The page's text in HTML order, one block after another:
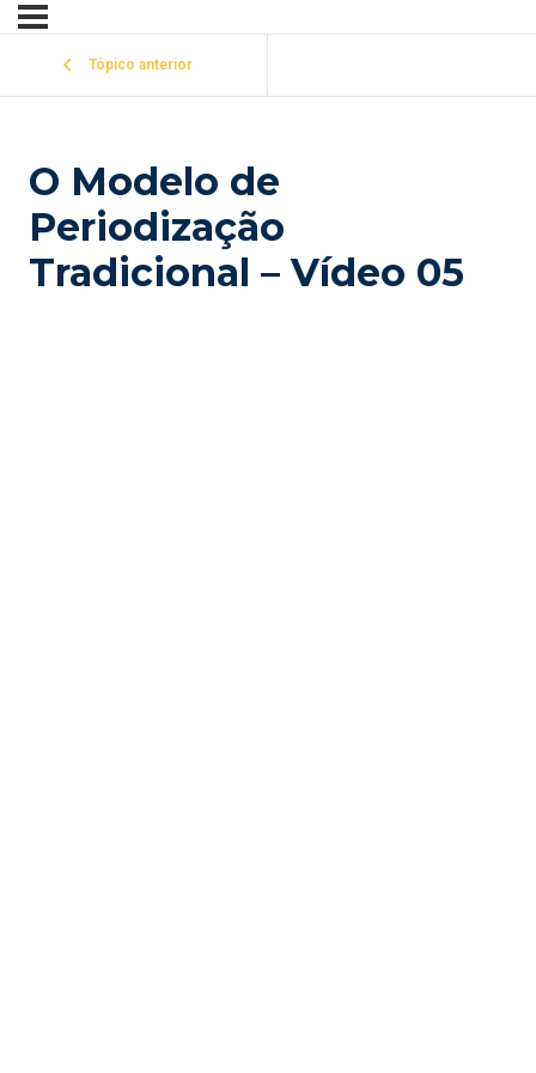
Tópico anterior
O Modelo de
Periodização
Tradicional – Vídeo 05